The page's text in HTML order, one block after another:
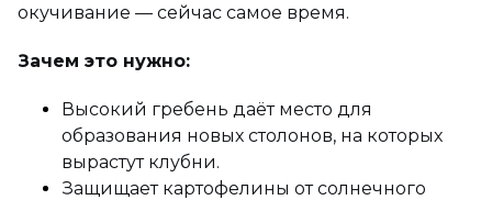
окучивание — сейчас самое время.
Зачем это нужно:
Высокий гребень даёт место для
образования новых столонов, на которых
вырастут клубни.
Защищает картофелины от солнечного